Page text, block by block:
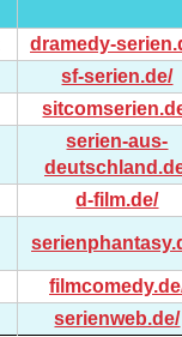
dramedy-
sf-serien.de/
serien-aus-
d-film.de/
serienweb.de/